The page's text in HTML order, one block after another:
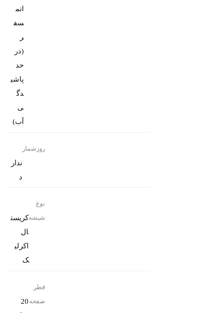
اتم
سف
ر
(در
حد
پاشی
دگ
ی
آب)
روزشمار
ندار
د
نوع
شیشهکریست
ال
اکرلی
ک
قطر
صفحه 20